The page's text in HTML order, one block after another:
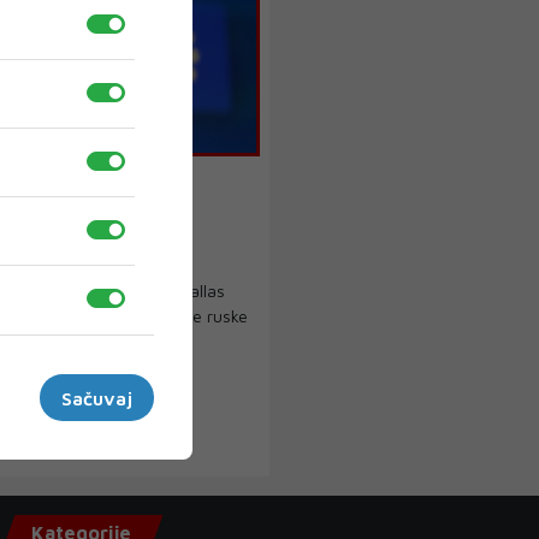
diplomacije:
je vraćanje ruske
diplomacije Kaja Kallas
je nezamislivo vraćanje ruske
Sačuvaj
Kategorije